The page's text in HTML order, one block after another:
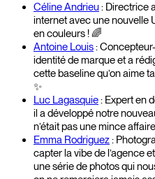
Céline Andrieu: Directrice
internet avec une nouvelle
en couleurs ! 🌈
Antoine Louis:
identité de marque et a
cette baseline qu’on aime
✨
Luc Lagasquie: Expert en
il a développé notre
n’était pas une mince
Emma Rodriguez:
capter la vibe de l’agence
une série de photos qui